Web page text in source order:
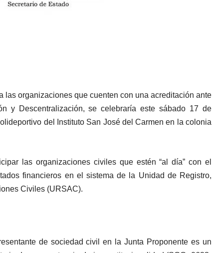
las organizaciones que cuenten con una acreditación ante
y Descentralización, se celebraría este sábado 17 de
del Instituto San José del Carmen en la colonia
las organizaciones civiles que estén “al día” con el
financieros en el sistema de la Unidad de Registro,
Civiles (URSAC).
de sociedad civil en la Junta Proponente es un